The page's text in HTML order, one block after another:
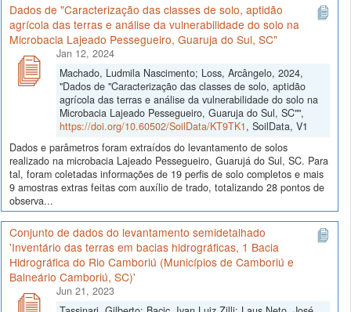
Dados de "Caracterização das classes de solo, aptidão
agrícola das terras e análise da vulnerabilidade do solo na
Microbacia Lajeado Pessegueiro, Guaruja do Sul, SC"
Jan 12, 2024
Machado, Ludmila Nascimento; Loss, Arcângelo, 2024,
"Dados de "Caracterização das classes de solo, aptidão
agrícola das terras e análise da vulnerabilidade do solo na
Microbacia Lajeado Pessegueiro, Guaruja do Sul, SC"",
https://doi.org/10.60502/SoilData/KT9TK1, SoilData, V1
Dados e parâmetros foram extraídos do levantamento de solos
realizado na microbacia Lajeado Pessegueiro, Guarujá do Sul, SC. Para
tal, foram coletadas informações de 19 perfis de solo completos e mais
9 amostras extras feitas com auxílio de trado, totalizando 28 pontos de
observa...
Conjunto de dados do levantamento semidetalhado
'Inventário das terras em bacias hidrográficas, 1 Bacia
Hidrográfica do Rio Camboriú (Municípios de Camboriú e
Balneário Camboriú, SC)'
Jun 21, 2023